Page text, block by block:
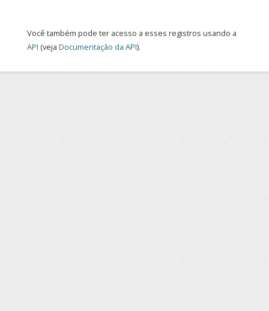
Você também pode ter acesso a esses registros usando a
API (veja Documentação da API).